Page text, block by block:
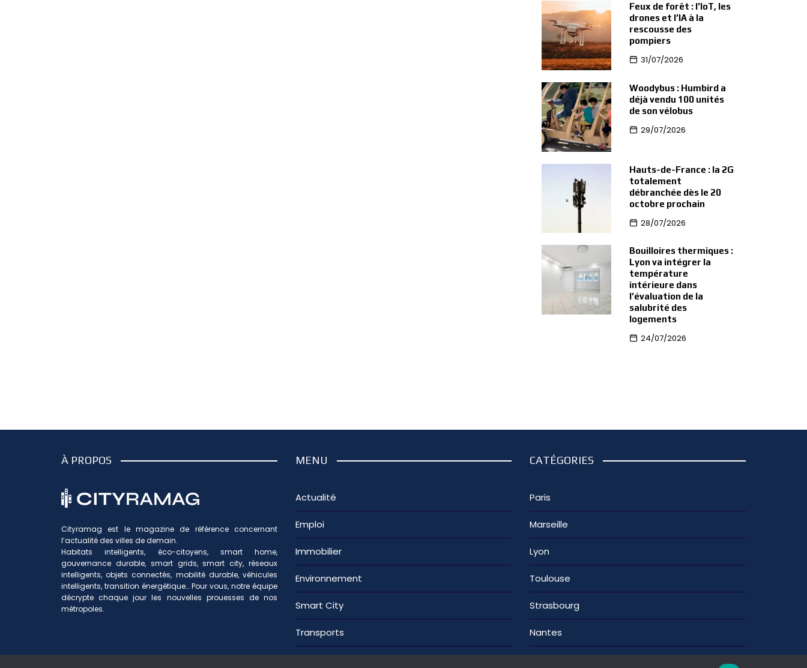
Feux de forêt : l’IoT, les
drones et l’IA à la
rescousse des
pompiers
31/07/2026
Woodybus : Humbird a
déjà vendu 100 unités
de son vélobus
29/07/2026
Hauts-de-France : la 2G
totalement
débranchée dès le 20
octobre prochain
28/07/2026
Bouilloires thermiques :
Lyon va intégrer la
température
intérieure dans
l’évaluation de la
salubrité des
logements
24/07/2026
À PROPOS
Cityramag est le magazine de référence concernant
l’actualité des villes de demain.
Habitats intelligents, éco-citoyens, smart home,
gouvernance durable, smart grids, smart city, réseaux
intelligents, objets connectés, mobilité durable, véhicules
intelligents, transition énergétique… Pour vous, notre équipe
décrypte chaque jour les nouvelles prouesses de nos
métropoles.
MENU
Actualité
Emploi
Immobilier
Environnement
Smart City
Transports
CATÉGORIES
Paris
Marseille
Lyon
Toulouse
Strasbourg
Nantes